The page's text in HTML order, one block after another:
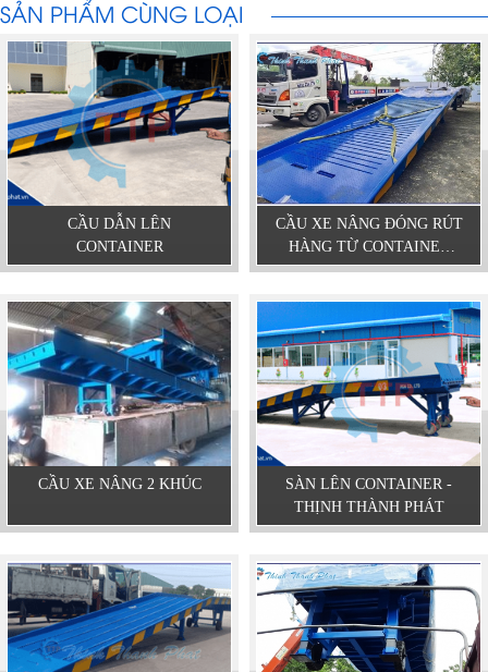
SẢN PHẨM CÙNG LOẠI
CẦU DẪN LÊN
CONTAINER
CẦU XE NÂNG ĐÓNG RÚT
HÀNG TỪ CONTAINER
DÀI 12.5M
CẦU XE NÂNG 2 KHÚC
SÀN LÊN CONTAINER -
THỊNH THÀNH PHÁT